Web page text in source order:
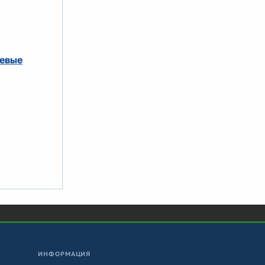
ИНФОРМАЦИЯ